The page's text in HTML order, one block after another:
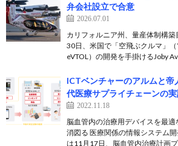
弁会社設立で合意
2026.07.01
カリフォルニア州、量産体制構
30日、米国で「空飛ぶクルマ」（
eVTOL）の開発を手掛けるJoby
ICTベンチャーのアルムと帝
代医療サプライチェーンの
2022.11.18
脳血管内の治療用デバイスを最
消図る 医療関係の情報システム
は11月17日、脳血管内治療計画